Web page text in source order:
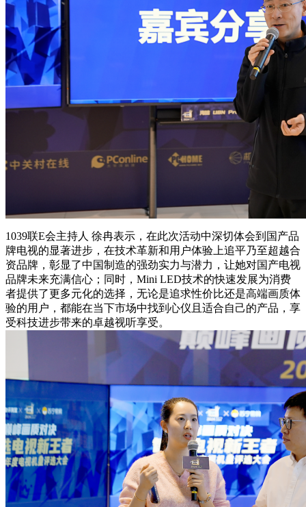
1039联E会主持人 徐冉表示，在此次活动中深切体会到国产品
牌电视的显著进步，在技术革新和用户体验上追平乃至超越合
资品牌，彰显了中国制造的强劲实力与潜力，让她对国产电视
品牌未来充满信心；同时，Mini LED技术的快速发展为消费
者提供了更多元化的选择，无论是追求性价比还是高端画质体
验的用户，都能在当下市场中找到心仪且适合自己的产品，享
受科技进步带来的卓越视听享受。